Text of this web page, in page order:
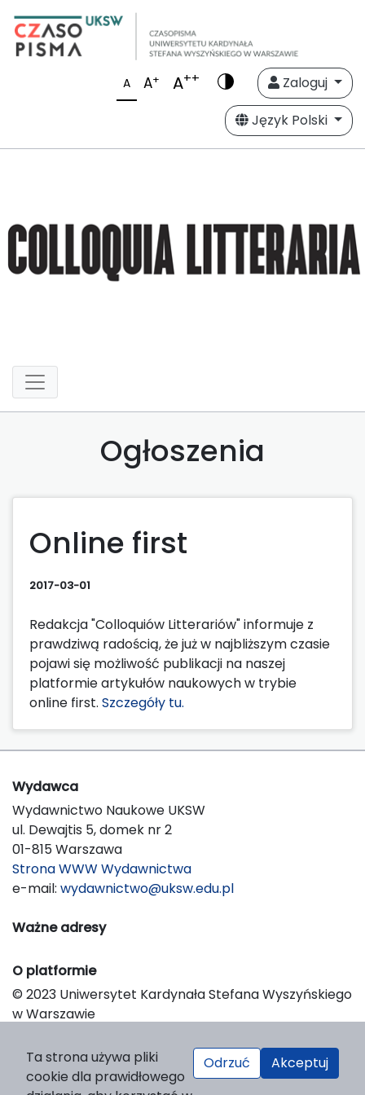
A A+ A++
Zaloguj
Język Polski
Ogłoszenia
Online first
2017-03-01
Redakcja "Colloquiów Litterariów" informuje z
prawdziwą radością, że już w najbliższym czasie
pojawi się możliwość publikacji na naszej
platformie artykułów naukowych w trybie
online first. Szczegóły tu.
Wydawca
Wydawnictwo Naukowe UKSW
ul. Dewajtis 5, domek nr 2
01-815 Warszawa
Strona WWW Wydawnictwa
e-mail: wydawnictwo@uksw.edu.pl
Ważne adresy
O platformie
© 2023 Uniwersytet Kardynała Stefana Wyszyńskiego
w Warszawie
Platform & Workflow by OJS/PKP
Ta strona używa pliki
cookie dla prawidłowego
Odrzuć Akceptuj